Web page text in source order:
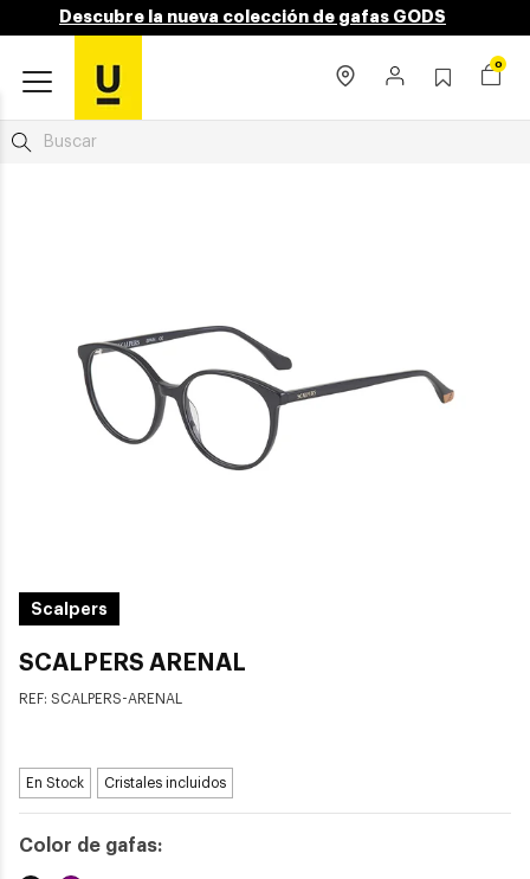
Descubre la nueva colección de gafas GODS
0
Scalpers
SCALPERS ARENAL
REF: SCALPERS-ARENAL
En Stock Cristales incluidos
Color de gafas: